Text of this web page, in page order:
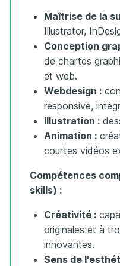
Maîtrise de la
Illustrator,
Conception
de chartes
et web.
Webdesign :
responsive,
Illustration :
Animation :
courtes vidéos
Compétences
skills) :
Créativité :
originales et à
innovantes.
Sens de